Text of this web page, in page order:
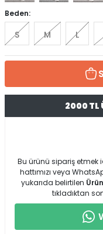
Beden:
S M L
2000 TL
Bu ürünü sipariş etmek
hattımızı veya
yukarıda belirtilen
tıkladıktan